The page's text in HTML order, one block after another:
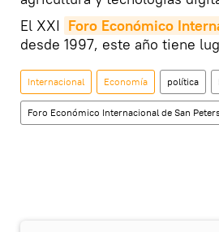
El XXI Foro Económico
desde 1997, este año tiene
Internacional Economía política
Foro Económico Internacional de San